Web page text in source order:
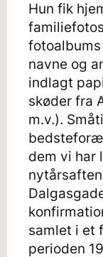
Hun fik
navne og
indlagt
skøder fra
m.v.).
dem vi har
samlet i et
perioden